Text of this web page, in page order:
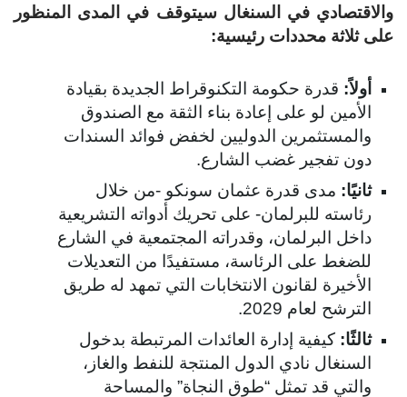
في السنغال سيتوقف في المدى المنظور
ثلاثة محددات رئيسية:
أولاً :قدرة حكومة التكنوقراط الجديدة بقيادة
الأمين لو على إعادة بناء الثقة مع الصندوق
والمستثمرين الدوليين لخفض فوائد السندات
دون تفجير غضب الشارع.
ثانيًا:مدى قدرة عثمان سونكو -من خلال
رئاسته للبرلمان- على تحريك أدواته التشريعية
داخل البرلمان، وقدراته المجتمعية في الشارع
للضغط على الرئاسة، مستفيدًا من التعديلات
الأخيرة لقانون الانتخابات التي تمهد له طريق
الترشح لعام 2029.
ثالثًا:كيفية إدارة العائدات المرتبطة بدخول
السنغال نادي الدول المنتجة للنفط والغاز،
والتي قد تمثل “طوق النجاة” والمساحة